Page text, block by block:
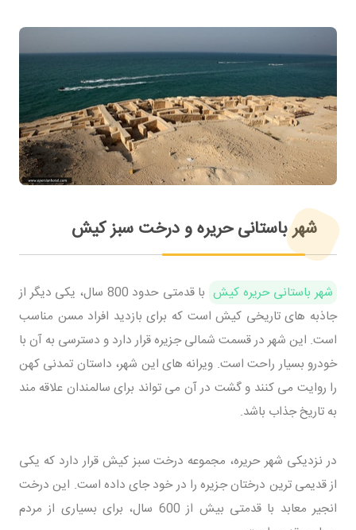
شهر باستانی حریره و درخت سبز کیش
شهر باستانی حریره کیش
با قدمتی حدود 800 سال، یکی دیگر از
جاذبه های تاریخی کیش است که برای بازدید افراد مسن مناسب
است. این شهر در قسمت شمالی جزیره قرار دارد و دسترسی به آن با
خودرو بسیار راحت است. ویرانه های این شهر، داستان تمدنی کهن
را روایت می کنند و گشت در آن می تواند برای سالمندان علاقه مند
به تاریخ جذاب باشد.
در نزدیکی شهر حریره، مجموعه درخت سبز کیش قرار دارد که یکی
از قدیمی ترین درختان جزیره را در خود جای داده است. این درخت
انجیر معابد با قدمتی بیش از 600 سال، برای بسیاری از مردم